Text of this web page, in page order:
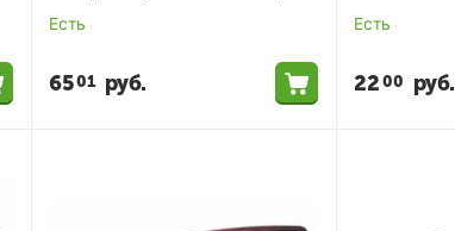
Есть
6501 руб.
Есть
2200 руб.